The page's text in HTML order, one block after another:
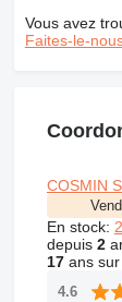
Vous avez
Faites-le-
COSMIN
En stock:
depuis 2
17ans sur
4.6